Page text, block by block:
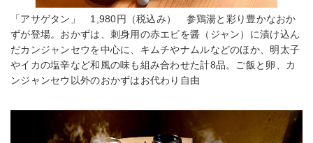
「アサゲタン」 1,980円（税込み） 参鶏湯と彩り豊かなおか
ずが登場。おかずは、刺身用の赤エビを醤（ジャン）に漬け込ん
だカンジャンセウを中心に、キムチやナムルなどのほか、明太子
やイカの塩辛など和風の味も組み合わせた計8品。ご飯と卵、カ
ンジャンセウ以外のおかずはお代わり自由